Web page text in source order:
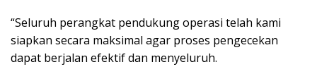
“Seluruh perangkat pendukung operasi telah kami
siapkan secara maksimal agar proses pengecekan
dapat berjalan efektif dan menyeluruh.